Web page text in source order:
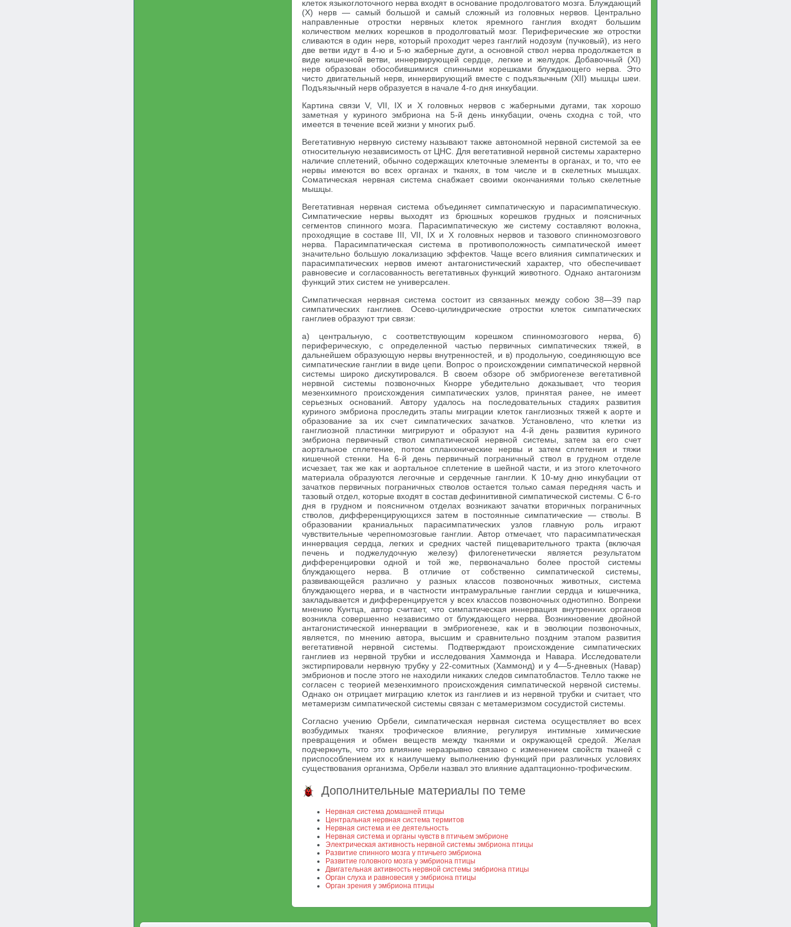
клеток языкоглоточного нерва входят в основание продолговатого мозга. Блуждающий
(X) нерв — самый большой и самый сложный из головных нервов. Центрально
направленные отростки нервных клеток яремного ганглия входят большим
количеством мелких корешков в продолговатый мозг. Периферические же отростки
сливаются в один нерв, который проходит через ганглий нодозум (пучковый), из него
две ветви идут в 4-ю и 5-ю жаберные дуги, а основной ствол нерва продолжается в
виде кишечной ветви, иннервирующей сердце, легкие и желудок. Добавочный (XI)
нерв образован обособившимися спинными корешками блуждающего нерва. Это
чисто двигательный нерв, иннервирующий вместе с подъязычным (XII) мышцы шеи.
Подъязычный нерв образуется в начале 4-го дня инкубации.
Картина связи V, VII, IX и X головных нервов с жаберными дугами, так хорошо
заметная у куриного эмбриона на 5-й день инкубации, очень сходна с той, что
имеется в течение всей жизни у многих рыб.
Вегетативную нервную систему называют также автономной нервной системой за ее
относительную независимость от ЦНС. Для вегетативной нервной системы характерно
наличие сплетений, обычно содержащих клеточные элементы в органах, и то, что ее
нервы имеются во всех органах и тканях, в том числе и в скелетных мышцах.
Соматическая нервная система снабжает своими окончаниями только скелетные
мышцы.
Вегетативная нервная система объединяет симпатическую и парасимпатическую.
Симпатические нервы выходят из брюшных корешков грудных и поясничных
сегментов спинного мозга. Парасимпатическую же систему составляют волокна,
проходящие в составе III, VII, IX и X головных нервов и тазового спинномозгового
нерва. Парасимпатическая система в противоположность симпатической имеет
значительно большую локализацию эффектов. Чаще всего влияния симпатических и
парасимпатических нервов имеют антагонистический характер, что обеспечивает
равновесие и согласованность вегетативных функций животного. Однако антагонизм
функций этих систем не универсален.
Симпатическая нервная система состоит из связанных между собою 38—39 пар
симпатических ганглиев. Осево-цилиндрические отростки клеток симпатических
ганглиев образуют три связи:
а) центральную, с соответствующим корешком спинномозгового нерва, б)
периферическую, с определенной частью первичных симпатических тяжей, в
дальнейшем образующую нервы внутренностей, и в) продольную, соединяющую все
симпатические ганглии в виде цепи. Вопрос о происхождении симпатической нервной
системы широко дискутировался. В своем обзоре об эмбриогенезе вегетативной
нервной системы позвоночных Кнорре убедительно доказывает, что теория
мезенхимного происхождения симпатических узлов, принятая ранее, не имеет
серьезных оснований. Автору удалось на последовательных стадиях развития
куриного эмбриона проследить этапы миграции клеток ганглиозных тяжей к аорте и
образование за их счет симпатических зачатков. Установлено, что клетки из
ганглиозной пластинки мигрируют и образуют на 4-й день развития куриного
эмбриона первичный ствол симпатической нервной системы, затем за его счет
аортальное сплетение, потом спланхнические нервы и затем сплетения и тяжи
кишечной стенки. На 6-й день первичный пограничный ствол в грудном отделе
исчезает, так же как и аортальное сплетение в шейной части, и из этого клеточного
материала образуются легочные и сердечные ганглии. К 10-му дню инкубации от
зачатков первичных пограничных стволов остается только самая передняя часть и
тазовый отдел, которые входят в состав дефинитивной симпатической системы. С 6-го
дня в грудном и поясничном отделах возникают зачатки вторичных пограничных
стволов, дифференцирующихся затем в постоянные симпатические — стволы. В
образовании краниальных парасимпатических узлов главную роль играют
чувствительные черепномозговые ганглии. Автор отмечает, что парасимпатическая
иннервация сердца, легких и средних частей пищеварительного тракта (включая
печень и поджелудочную железу) филогенетически является результатом
дифференцировки одной и той же, первоначально более простой системы
блуждающего нерва. В отличие от собственно симпатической системы,
развивающейся различно у разных классов позвоночных животных, система
блуждающего нерва, и в частности интрамуральные ганглии сердца и кишечника,
закладывается и дифференцируется у всех классов позвоночных однотипно. Вопреки
мнению Кунтца, автор считает, что симпатическая иннервация внутренних органов
возникла совершенно независимо от блуждающего нерва. Возникновение двойной
антагонистической иннервации в эмбриогенезе, как и в эволюции позвоночных,
является, по мнению автора, высшим и сравнительно поздним этапом развития
вегетативной нервной системы. Подтверждают происхождение симпатических
ганглиев из нервной трубки и исследования Хаммонда и Навара. Исследователи
экстирпировали нервную трубку у 22-сомитных (Хаммонд) и у 4—5-дневных (Навар)
эмбрионов и после этого не находили никаких следов симпатобластов. Телло также не
согласен с теорией мезенхимного происхождения симпатической нервной системы.
Однако он отрицает миграцию клеток из ганглиев и из нервной трубки и считает, что
метамеризм симпатической системы связан с метамеризмом сосудистой системы.
Согласно учению Орбели, симпатическая нервная система осуществляет во всех
возбудимых тканях трофическое влияние, регулируя интимные химические
превращения и обмен веществ между тканями и окружающей средой. Желая
подчеркнуть, что это влияние неразрывно связано с изменением свойств тканей с
приспособлением их к наилучшему выполнению функций при различных условиях
существования организма, Орбели назвал это влияние адаптационно-трофическим.
Дополнительные материалы по теме
Нервная система домашней птицы
Центральная нервная система термитов
Нервная система и ее деятельность
Нервная система и органы чувств в птичьем эмбрионе
Электрическая активность нервной системы эмбриона птицы
Развитие спинного мозга у птичьего эмбриона
Развитие головного мозга у эмбриона птицы
Двигательная активность нервной системы эмбриона птицы
Орган слуха и равновесия у эмбриона птицы
Орган зрения у эмбриона птицы